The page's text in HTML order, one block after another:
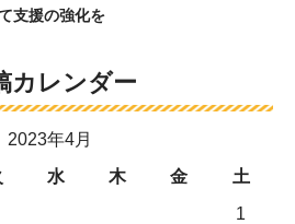
支援の強化を
カレンダー
2023年4月
水 木 金
土
1